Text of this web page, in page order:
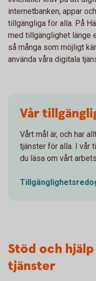
internetbanken, appar
tillgängliga för alla. På
med tillgänglighet länge
så många som möjligt
använda våra digitala
Vår
Vårt mål är, och har
tjänster för alla. I vår
du läsa om vårt
Stöd och
tjänster